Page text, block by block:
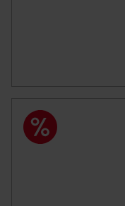
Datenschutz nach
besteht etwa das
hiergegen
sich auf die
Europäischen
Beurteilung der mit
insbesondere der